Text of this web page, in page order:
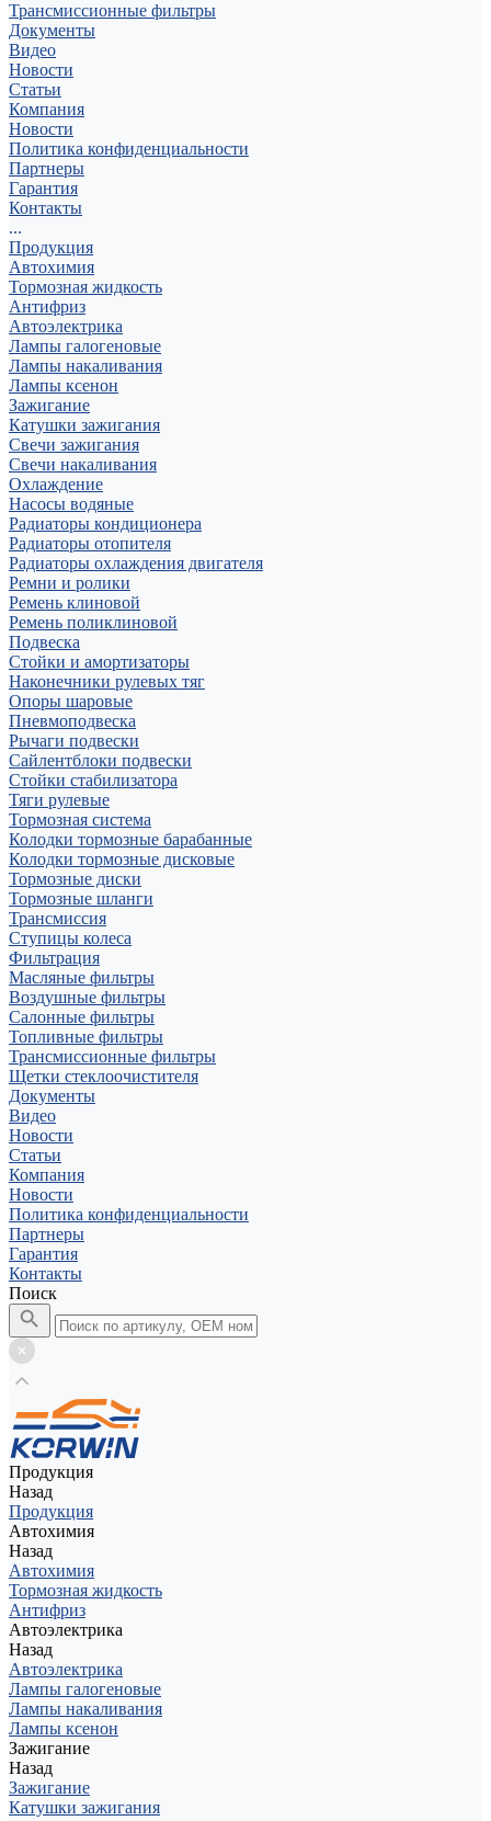
Трансмиссионные фильтры
Документы
Видео
Новости
Статьи
Компания
Новости
Политика конфиденциальности
Партнеры
Гарантия
Контакты
...
Продукция
Автохимия
Тормозная жидкость
Антифриз
Автоэлектрика
Лампы галогеновые
Лампы накаливания
Лампы ксенон
Зажигание
Катушки зажигания
Свечи зажигания
Свечи накаливания
Охлаждение
Насосы водяные
Радиаторы кондиционера
Радиаторы отопителя
Радиаторы охлаждения двигателя
Ремни и ролики
Ремень клиновой
Ремень поликлиновой
Подвеска
Стойки и амортизаторы
Наконечники рулевых тяг
Опоры шаровые
Пневмоподвеска
Рычаги подвески
Сайлентблоки подвески
Стойки стабилизатора
Тяги рулевые
Тормозная система
Колодки тормозные барабанные
Колодки тормозные дисковые
Тормозные диски
Тормозные шланги
Трансмиссия
Ступицы колеса
Фильтрация
Масляные фильтры
Воздушные фильтры
Салонные фильтры
Топливные фильтры
Трансмиссионные фильтры
Щетки стеклоочистителя
Документы
Видео
Новости
Статьи
Компания
Новости
Политика конфиденциальности
Партнеры
Гарантия
Контакты
Поиск
Продукция
Назад
Продукция
Автохимия
Назад
Автохимия
Тормозная жидкость
Антифриз
Автоэлектрика
Назад
Автоэлектрика
Лампы галогеновые
Лампы накаливания
Лампы ксенон
Зажигание
Назад
Зажигание
Катушки зажигания